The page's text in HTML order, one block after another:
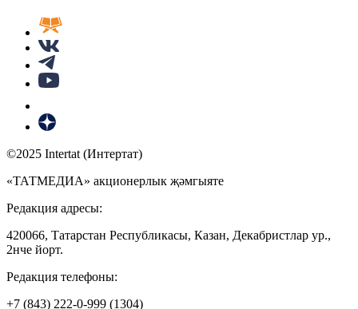
©2025 Intertat (Интертат)
«ТАТМЕДИА» акционерлык җәмгыяте
Редакция адресы:
420066, Татарстан Республикасы, Казан, Декабристлар ур.,
2нче йорт.
Редакция телефоны:
+7 (843) 222-0-999 (1304)